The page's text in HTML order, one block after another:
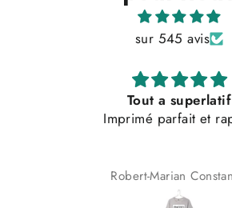
sur 545 avis
Top qualité et service
Top qualité et service clients
Eliot